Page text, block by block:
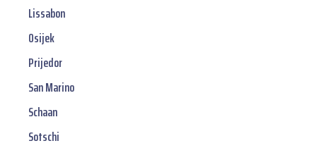
Lissabon
Osijek
Prijedor
San Marino
Schaan
Sotschi